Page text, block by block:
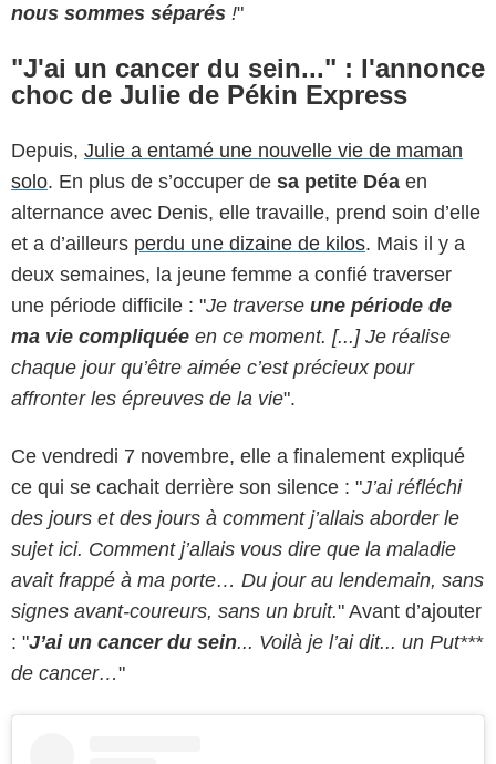
nous sommes séparés !"
"J'ai un cancer du sein..." : l'annonce
choc de Julie de Pékin Express
Depuis, Julie a entamé une nouvelle vie de maman
solo. En plus de s’occuper de sa petite Déa en
alternance avec Denis, elle travaille, prend soin d’elle
et a d’ailleurs perdu une dizaine de kilos. Mais il y a
deux semaines, la jeune femme a confié traverser
une période difficile : "Je traverse une période de
ma vie compliquée en ce moment. [...] Je réalise
chaque jour qu’être aimée c’est précieux pour
affronter les épreuves de la vie".
Ce vendredi 7 novembre, elle a finalement expliqué
ce qui se cachait derrière son silence : "J’ai réfléchi
des jours et des jours à comment j’allais aborder le
sujet ici. Comment j’allais vous dire que la maladie
avait frappé à ma porte… Du jour au lendemain, sans
signes avant-coureurs, sans un bruit." Avant d’ajouter
: "J’ai un cancer du sein... Voilà je l’ai dit... un Put***
de cancer…"